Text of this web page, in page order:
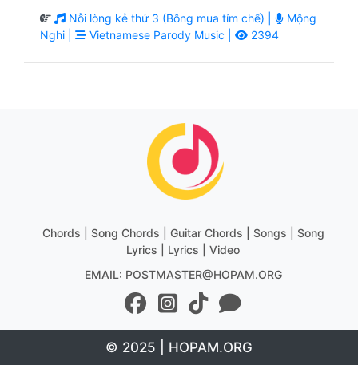
Nỗi lòng kẻ thứ 3 (Bông mua tím chế) |
Mộng
Nghi |
Vietnamese Parody Music | 2394
Chords | Song Chords | Guitar Chords | Songs | Song
Lyrics | Lyrics | Video
EMAIL: POSTMASTER@HOPAM.ORG
© 2025 | HOPAM.ORG